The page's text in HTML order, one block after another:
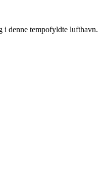
i denne tempofyldte lufthavn.